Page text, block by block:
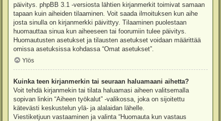
päivitys. phpBB 3.1 -versiosta lähtien kirjanmerkit toimivat samaan
tapaan kuin aiheiden tilaaminen. Voit saada ilmoituksen kun aihe
josta sinulla on kirjanmerkki päivittyy. Tilaaminen puolestaan
huomauttaa sinua kun aiheeseen tai foorumiin tulee päivitys.
Huomautusten asetukset ja tilausten asetukset voidaan määrittää
omissa asetuksissa kohdassa “Omat asetukset”.
Ylös
Kuinka teen kirjanmerkin tai seuraan haluamaani aihetta?
Voit tehdä kirjanmekin tai tilata haluamasi aiheen valitsemalla
sopivan linkin “Aiheen työkalut” -valikossa, joka on sijoitettu
kätevästi keskustelun ylä- ja alalaidan lähelle.
Viestiketjuun vastaaminen ja valinta “Huomauta kun vastaus